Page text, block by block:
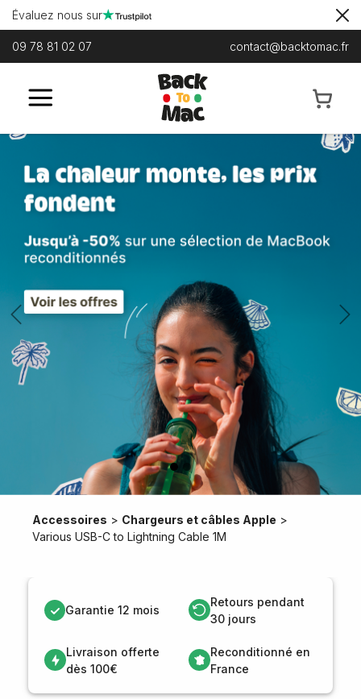
Évaluez nous sur
09 78 81 02 07 contact@backtomac.fr
Previous
Accessoires > Chargeurs et câbles Apple >
Various USB-C to Lightning Cable 1M
Garantie 12 mois
Retours pendant
30 jours
Livraison offerte
dès 100€
Reconditionné en
France